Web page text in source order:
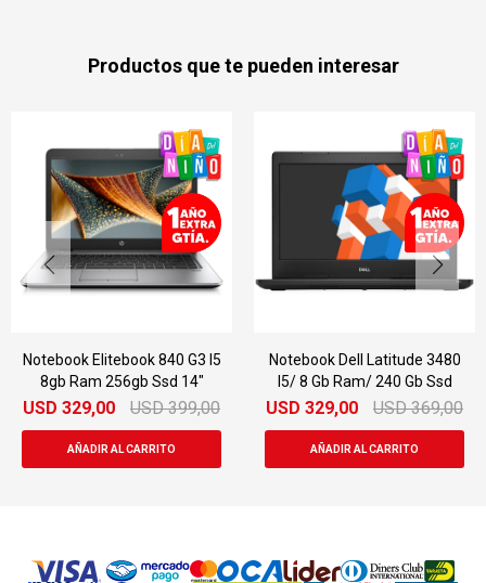
Productos que te pueden interesar
Notebook Dell Latitude 3480
I5/ 8 Gb Ram/ 240 Gb Ssd
USD 329,00 USD 369,00
Notebook Dell Latitude
E6540 I5 8gb Ram 320gb
15.6"
USD 329,00 USD 499,00